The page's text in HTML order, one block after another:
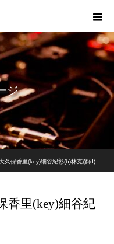
ジ
久保香里(key)細谷紀彰(b)林克彦(d)
香里(key)細谷紀